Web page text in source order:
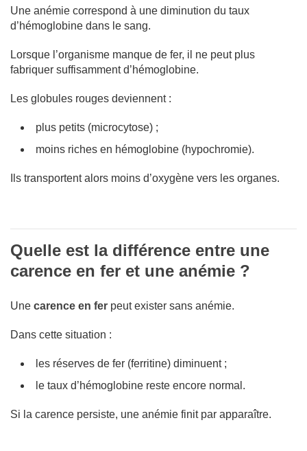
Une anémie correspond à une diminution du taux
d’hémoglobine dans le sang.
Lorsque l’organisme manque de fer, il ne peut plus
fabriquer suffisamment d’hémoglobine.
Les globules rouges deviennent :
plus petits (microcytose) ;
moins riches en hémoglobine (hypochromie).
Ils transportent alors moins d’oxygène vers les organes.
Quelle est la différence entre une
carence en fer et une anémie ?
Une carence en fer peut exister sans anémie.
Dans cette situation :
les réserves de fer (ferritine) diminuent ;
le taux d’hémoglobine reste encore normal.
Si la carence persiste, une anémie finit par apparaître.